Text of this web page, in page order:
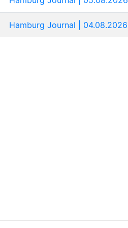
Hamburg Journal | 04.08.2026